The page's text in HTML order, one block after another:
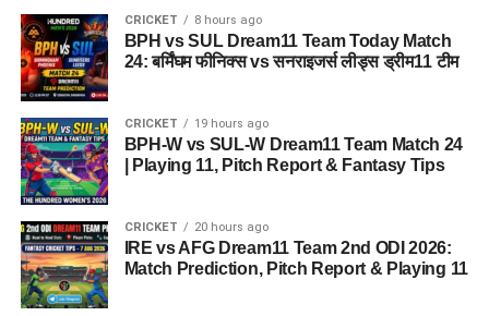
CRICKET 8 hours ago
BPH vs SUL Dream11 Team Today Match
24: बर्मिंघम फीनिक्स vs सनराइजर्स लीड्स ड्रीम11 टीम
CRICKET 19 hours ago
BPH-W vs SUL-W Dream11 Team Match 24
| Playing 11, Pitch Report & Fantasy Tips
CRICKET 20 hours ago
IRE vs AFG Dream11 Team 2nd ODI 2026:
Match Prediction, Pitch Report & Playing 11